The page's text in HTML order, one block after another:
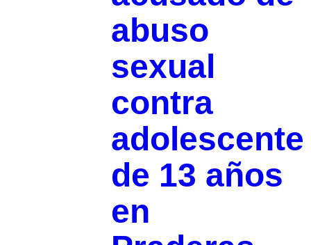
abuso
sexual
contra
adolescente
de 13 años
en